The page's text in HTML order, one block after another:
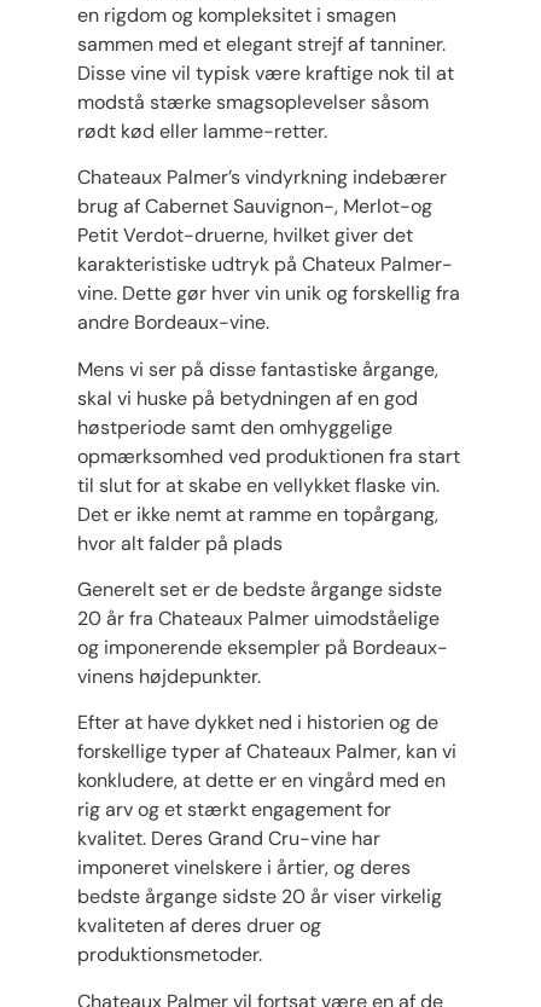
en rigdom og kompleksitet i smagen
sammen med et elegant strejf af tanniner.
Disse vine vil typisk være kraftige nok til at
modstå stærke smagsoplevelser såsom
rødt kød eller lamme-retter.
Chateaux Palmer’s vindyrkning indebærer
brug af Cabernet Sauvignon-, Merlot-og
Petit Verdot-druerne, hvilket giver det
karakteristiske udtryk på Chateux Palmer-
vine. Dette gør hver vin unik og forskellig fra
andre Bordeaux-vine.
Mens vi ser på disse fantastiske årgange,
skal vi huske på betydningen af ​​en god
høstperiode samt den omhyggelige
opmærksomhed ved produktionen fra start
til slut for at skabe en vellykket flaske vin.
Det er ikke nemt at ramme en topårgang,
hvor alt falder på plads
Generelt set er de bedste årgange sidste
20 år fra Chateaux Palmer uimodståelige
og imponerende eksempler på Bordeaux-
vinens højdepunkter.
Efter at have dykket ned i historien og de
forskellige typer af Chateaux Palmer, kan vi
konkludere, at dette er en vingård med en
rig arv og et stærkt engagement for
kvalitet. Deres Grand Cru-vine har
imponeret vinelskere i årtier, og deres
bedste årgange sidste 20 år viser virkelig
kvaliteten af deres druer og
produktionsmetoder.
Chateaux Palmer vil fortsat være en af ​​de